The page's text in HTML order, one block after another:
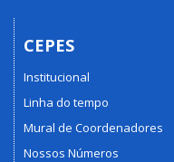
CEPES
Institucional
Linha do tempo
Mural de Coordenadores
Nossos Números